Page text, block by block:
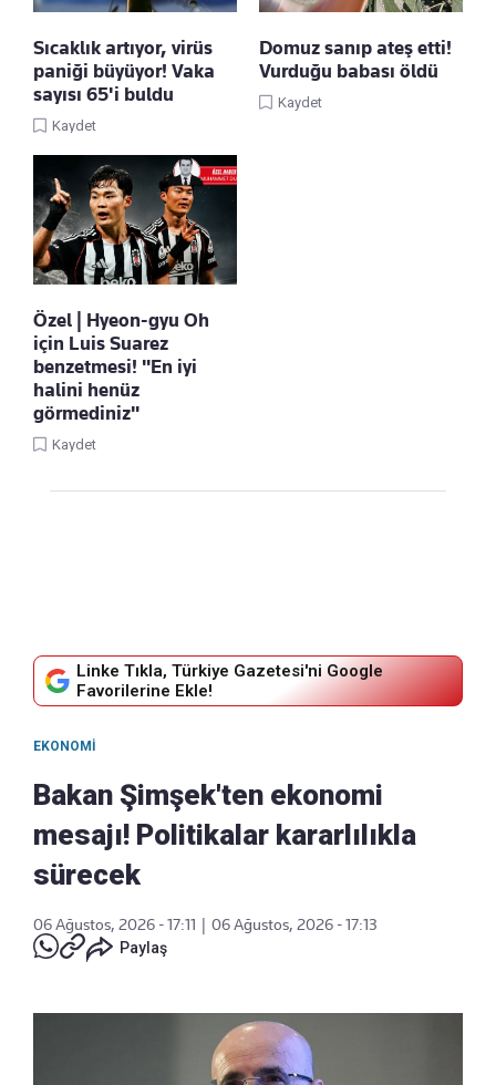
Sıcaklık artıyor, virüs
paniği büyüyor! Vaka
sayısı 65'i buldu
Kaydet
Domuz sanıp ateş etti!
Vurduğu babası öldü
Kaydet
Özel | Hyeon-gyu Oh
için Luis Suarez
benzetmesi! "En iyi
halini henüz
görmediniz"
Kaydet
Linke Tıkla, Türkiye Gazetesi'ni Google
Favorilerine Ekle!
EKONOMI
Bakan Şimşek'ten ekonomi
mesajı! Politikalar kararlılıkla
sürecek
06 Ağustos, 2026 - 17:11
06 Ağustos, 2026 - 17:13
Paylaş